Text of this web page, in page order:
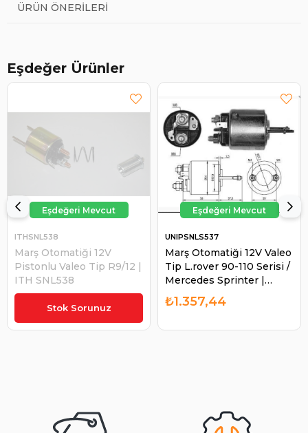
ÜRÜN ÖNERILERI
Eşdeğer Ürünler
Stok Sorunuz
Marş Otomatiği 12V
Pistonlu Valeo Tip R9/12 |
ITH SNL538
ITHSNL538
₺697,46
Marş Otomatiği 12V Valeo
Tip L.rover 90-110 Serisi /
Mercedes Sprinter |
UNIPOINT SNLS537
UNIPSNLS537
₺1.357,44